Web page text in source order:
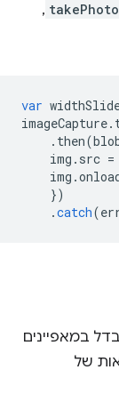
,
var
imageCapture.
. then(
img . src =
img .
})
.catch(
במאפיינים
של